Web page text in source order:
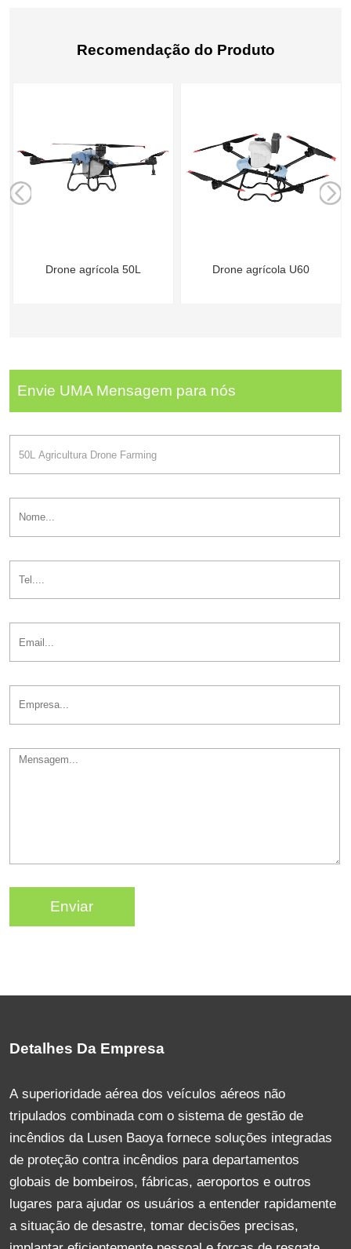
Recomendação do Produto
Drone agrícola 50L Drone agrícola U60
Envie UMA Mensagem para nós
Enviar
Detalhes Da Empresa
A superioridade aérea dos veículos aéreos não
tripulados combinada com o sistema de gestão de
incêndios da Lusen Baoya fornece soluções integradas
de proteção contra incêndios para departamentos
globais de bombeiros, fábricas, aeroportos e outros
lugares para ajudar os usuários a entender rapidamente
a situação de desastre, tomar decisões precisas,